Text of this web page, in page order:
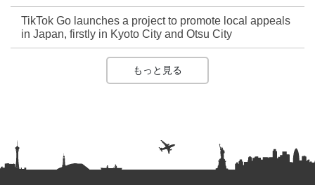
TikTok Go launches a project to promote local appeals
in Japan, firstly in Kyoto City and Otsu City
もっと見る